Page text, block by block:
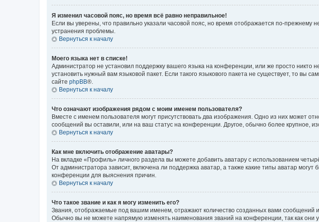
Я изменил часовой пояс, но время всё равно неправильное!
Если вы уверены, что правильно указали часовой пояс, но время отображается по-прежнему
устранения проблемы.
Вернуться к началу
Моего языка нет в списке!
Администратор не установил поддержку вашего языка на конференции, или же просто
установить нужный вам языковой пакет. Если такого языкового пакета не существует, то
сайте phpBB®.
Вернуться к началу
Что означают изображения рядом с моим именем пользователя?
Вместе с именем пользователя могут присутствовать два изображения. Одно из них может
сообщений вы оставили, или на ваш статус на конференции. Другое, обычно более крупное,
Вернуться к началу
Как мне включить отображение аватары?
На вкладке «Профиль» личного раздела вы можете добавить аватару с использованием
От администратора зависит, включена ли поддержка аватар, а также какие типы аватар
конференции для выяснения причин.
Вернуться к началу
Что такое звание и как я могу изменить его?
Звания, отображаемые под вашим именем, отражают количество созданных вами
Обычно вы не можете напрямую изменять наименования званий на конференции, так как